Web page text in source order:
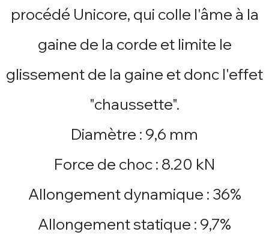
procédé Unicore, qui colle l'âme à la
gaine de la corde et limite le
glissement de la gaine et donc l'effet
"chaussette".
Diamètre : 9,6 mm
Force de choc : 8.20 kN
Allongement dynamique : 36%
Allongement statique : 9,7%